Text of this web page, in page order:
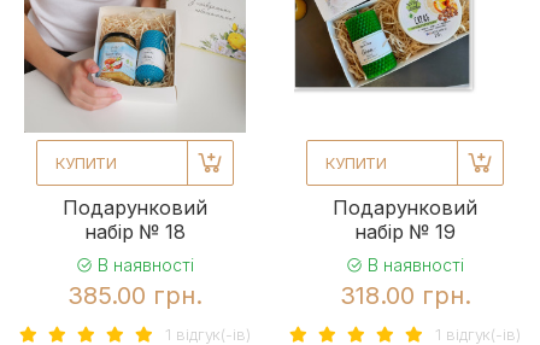
КУПИТИ
Подарунковий
набір № 18
В наявності
385.00 грн.
1 вiдгук(-iв)
КУПИТИ
Подарунковий
набір № 19
В наявності
318.00 грн.
1 вiдгук(-iв)